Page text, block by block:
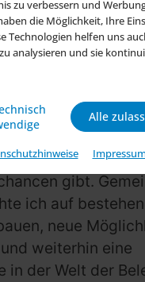
zu verbessern und
die Möglichkeit, Ihre
Technologien helfen uns
analysieren und sie
Alle
die dieses
sind unglaublich
ich mich für diese
des Teams zu
„Mit Blick auf
es echte
gibt.
ich auf
neue
weiterhin eine
in der Welt der